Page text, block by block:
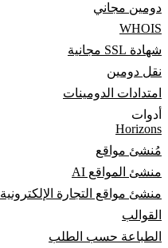
دومين مجاني
WHOIS
شهادة SSL مجانية
نقل دومين
امتدادات الدومينات
أدوات
Horizons
مُنشئ مواقع
منشئ المواقع AI
منشئ مواقع التجارة الإلكترونية
القوالب
الطباعة حسب الطلب